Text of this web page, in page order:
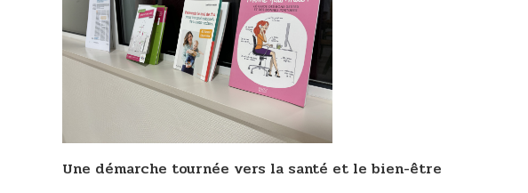
Une démarche tournée vers la santé et le bien-être